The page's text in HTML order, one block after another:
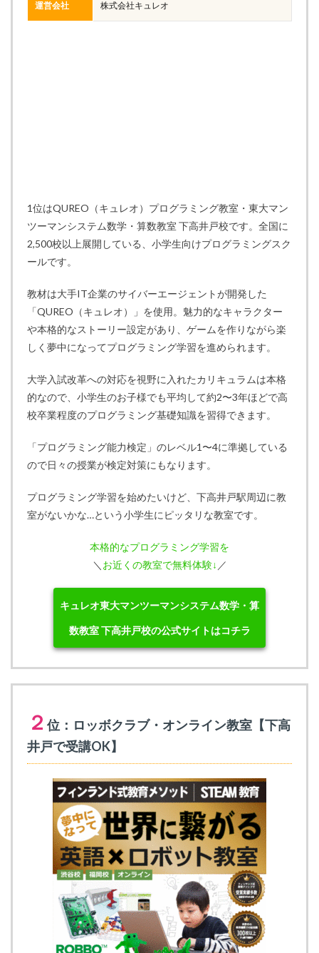
運営会社 株式会社キュレオ
1位はQUREO（キュレオ）プログラミング教室・東大マン
ツーマンシステム数学・算数教室 下高井戸校です。全国に
2,500校以上展開している、小学生向けプログラミングスク
ールです。
教材は大手IT企業のサイバーエージェントが開発した
「QUREO（キュレオ）」を使用。魅力的なキャラクター
や本格的なストーリー設定があり、ゲームを作りながら楽
しく夢中になってプログラミング学習を進められます。
大学入試改革への対応を視野に入れたカリキュラムは本格
的なので、小学生のお子様でも平均して約2〜3年ほどで高
校卒業程度のプログラミング基礎知識を習得できます。
「プログラミング能力検定」のレベル1〜4に準拠している
ので日々の授業が検定対策にもなります。
プログラミング学習を始めたいけど、下高井戸駅周辺に教
室がないかな…という小学生にピッタリな教室です。
本格的なプログラミング学習を
＼ お近くの教室で無料体験↓ ／
キュレオ東大マンツーマンシステム数学・算
数教室 下高井戸校の公式サイトはコチラ
２ 位：ロッボクラブ・オンライン教室【下高
井戸で受講OK】